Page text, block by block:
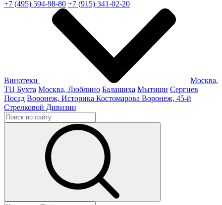
+7 (495) 594-98-80 +7 (915) 341-02-20
Винотеки
Москва,
ТЦ Бухта Москва, Люблино Балашиха Мытищи Сергиев
Посад Воронеж, Историка Костомарова Воронеж, 45-й
Стрелковой Дивизии